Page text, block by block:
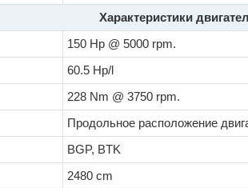
Характеристики
150 Hp @ 5000 rpm.
60.5 Hp/l
228 Nm @ 3750 rpm.
Продольное расположение
BGP, BTK
2480 cm